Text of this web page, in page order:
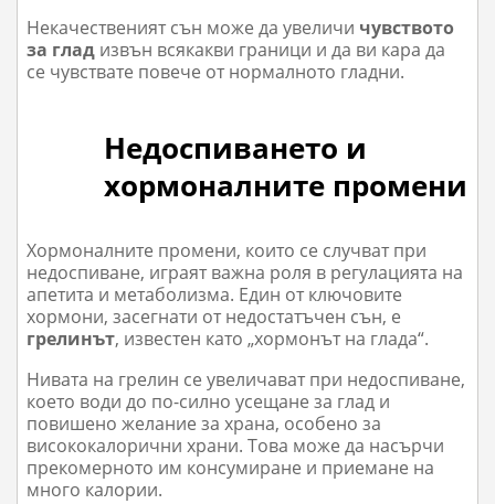
Некачественият сън може да увеличи чувството
за глад извън всякакви граници и да ви кара да
се чувствате повече от нормалното гладни.
Недоспиването и
хормоналните промени
Хормоналните промени, които се случват при
недоспиване, играят важна роля в регулацията на
апетита и метаболизма. Един от ключовите
хормони, засегнати от недостатъчен сън, е
грелинът, известен като „хормонът на глада“.
Нивата на грелин се увеличават при недоспиване,
което води до по-силно усещане за глад и
повишено желание за храна, особено за
висококалорични храни. Това може да насърчи
прекомерното им консумиране и приемане на
много калории.